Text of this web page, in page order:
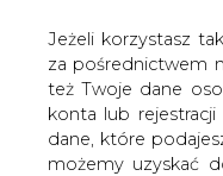
Jeżeli korzystasz
za pośrednictwem
też Twoje dane
konta lub
dane, które
możemy uzyskać
Strona główna
150 mln zł kredytu z